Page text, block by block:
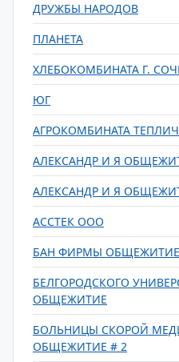
ДРУЖБЫ НАРОДОВ
ПЛАНЕТА
ХЛЕБОКОМБИНАТА Г.
ЮГ
АГРОКОМБИНАТА
АЛЕКСАНДР И Я
АЛЕКСАНДР И Я
АССТЕК ООО
БАН ФИРМЫ ОБЩЕЖИТИЕ
БЕЛГОРОДСКОГО
ОБЩЕЖИТИЕ
БОЛЬНИЦЫ СКОРОЙ
ОБЩЕЖИТИЕ # 2